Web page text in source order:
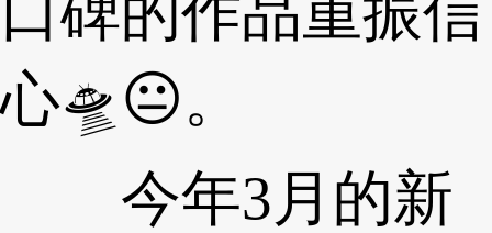
口碑的作品重振信
心🛸😐。
今年3月的新